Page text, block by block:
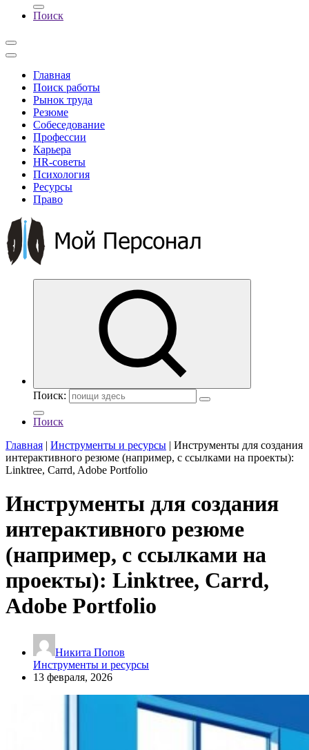
Поиск
Главная
Поиск работы
Рынок труда
Резюме
Собеседование
Профессии
Карьера
HR-советы
Психология
Ресурсы
Право
Поиск:
Поиск
Главная | Инструменты и ресурсы | Инструменты для создания
интерактивного резюме (например, с ссылками на проекты):
Linktree, Carrd, Adobe Portfolio
Инструменты для создания
интерактивного резюме
(например, с ссылками на
проекты): Linktree, Carrd,
Adobe Portfolio
Никита Попов
Инструменты и ресурсы
13 февраля, 2026